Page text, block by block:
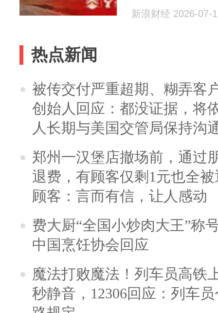
南大学...
新浪财经 2026-07-
热点新闻
被传交付严重超期、糊弄客
创始人回应：都没证据，将
人长期与美国交管局保持沟
郑州一汉堡店撤场前，通过
退费，有顾客仅剩1元也全
顾客：言而有信，让人感动
费大厨“全国小炒肉大王”称
中国烹饪协会回应
魔法打败魔法！列车员高铁
秒静音，12306回应：列车